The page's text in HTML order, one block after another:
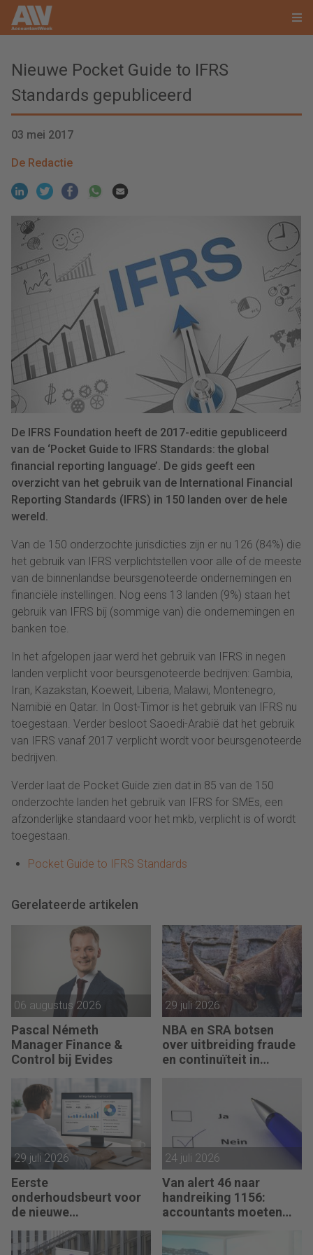
Nieuwe Pocket Guide to IFRS
Standards gepubliceerd
03 mei 2017
De Redactie
De IFRS Foundation heeft de 2017-editie gepubliceerd
van de ‘Pocket Guide to IFRS Standards: the global
financial reporting language’. De gids geeft een
overzicht van het gebruik van de International Financial
Reporting Standards (IFRS) in 150 landen over de hele
wereld.
Van de 150 onderzochte jurisdicties zijn er nu 126 (84%) die
het gebruik van IFRS verplichtstellen voor alle of de meeste
van de binnenlandse beursgenoteerde ondernemingen en
financiële instellingen. Nog eens 13 landen (9%) staan het
gebruik van IFRS bij (sommige van) die ondernemingen en
banken toe.
In het afgelopen jaar werd het gebruik van IFRS in negen
landen verplicht voor beursgenoteerde bedrijven: Gambia,
Iran, Kazakstan, Koeweit, Liberia, Malawi, Montenegro,
Namibië en Qatar. In Oost-Timor is het gebruik van IFRS nu
toegestaan. Verder besloot Saoedi-Arabië dat het gebruik
van IFRS vanaf 2017 verplicht wordt voor beursgenoteerde
bedrijven.
Verder laat de Pocket Guide zien dat in 85 van de 150
onderzochte landen het gebruik van IFRS for SMEs, een
afzonderlijke standaard voor het mkb, verplicht is of wordt
toegestaan.
Pocket Guide to IFRS Standards
Gerelateerde artikelen
06 augustus 2026
Pascal Németh
Manager Finance &
Control bij Evides
29 juli 2026
NBA en SRA botsen
over uitbreiding fraude
en continuïteit in
29 juli 2026
Eerste
onderhoudsbeurt voor
de nieuwe
verklaringengenerator
voor accountants
24 juli 2026
Van alert 46 naar
handreiking 1156:
accountants moeten
hun zegje doen